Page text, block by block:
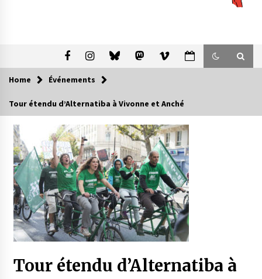
Home Événements
Tour étendu d’Alternatiba à Vivonne et Anché
Tour étendu d’Alternatiba à